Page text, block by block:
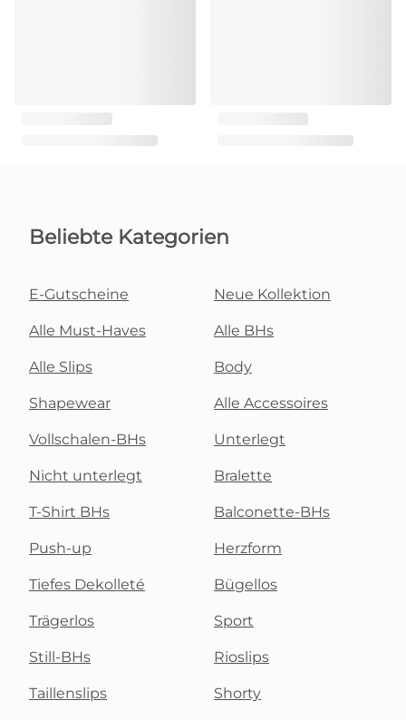
Beliebte Kategorien
E-Gutscheine Neue Kollektion
Alle Must-Haves Alle BHs
Alle Slips Body
Shapewear Alle Accessoires
Vollschalen-BHs Unterlegt
Nicht unterlegt Bralette
T-Shirt BHs Balconette-BHs
Push-up Herzform
Tiefes Dekolleté Bügellos
Trägerlos Sport
Still-BHs Rioslips
Taillenslips Shorty